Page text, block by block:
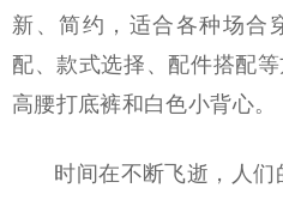
新、简约，适合各种场合
配、款式选择、配件搭配
高腰打底裤和白色小背心。
时间在不断飞逝，人